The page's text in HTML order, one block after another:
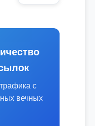
с
вечных